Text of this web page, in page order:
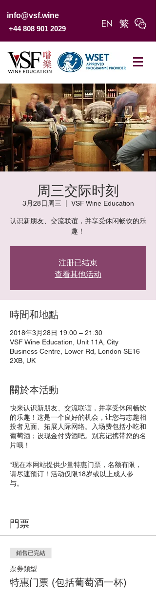
+44 808 901 2029
info@vsf.wine
周三交际时刻
3月28日周三 VSF Wine Education
认识新朋友、交流联谊，并享受休闲畅饮的乐
趣！
注册已结束
查看其他活动
時間和地點
2018年3月28日 19:00 – 21:30
VSF Wine Education, Unit 11A, City
Business Centre, Lower Rd, London SE16
2XB, UK
關於本活動
快来认识新朋友、交流联谊，并享受休闲畅饮
的乐趣！这是一个良好的机会，让您与志趣相
投者见面、拓展人际网络。入场费包括小吃和
葡萄酒；设现金付费酒吧。别忘记携带您的名
片哦！
*现在本网站提供少量特惠门票，名额有限，
请尽速预订！活动仅限18岁或以上成人参
与。
Canada Water地铁站步行分别仅需三、八、
九分钟路程。
尝乐也将于4月11日举办 “周三交际时刻” 活
动，详情请参见本网站 “品酒活动” 部分
門票
銷售已完結
票券類型
特惠门票 (包括葡萄酒一杯)